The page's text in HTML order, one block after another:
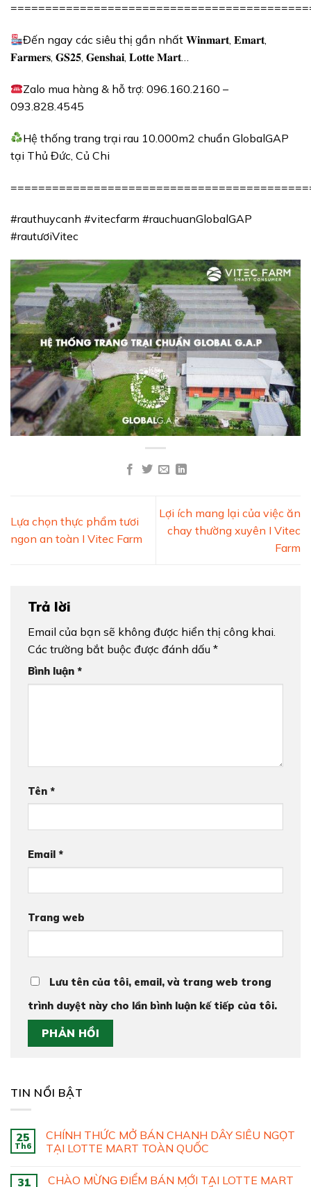
Đến ngay các siêu thị gần nhất 𝐖𝐢𝐧𝐦𝐚𝐫𝐭, 𝐄𝐦𝐚𝐫𝐭,
𝐅𝐚𝐫𝐦𝐞𝐫𝐬, 𝐆𝐒𝟐𝟓, 𝐆𝐞𝐧𝐬𝐡𝐚𝐢, 𝐋𝐨𝐭𝐭𝐞 𝐌𝐚𝐫𝐭…
Zalo mua hàng & hỗ trợ: 096.160.2160 –
093.828.4545
Hệ thống trang trại rau 10.000m2 chuẩn GlobalGAP
tại Thủ Đức, Củ Chi
#rauthuycanh #vitecfarm #rauchuanGlobalGAP
#rautươiVitec
Lựa chọn thực phẩm tươi
ngon an toàn I Vitec Farm
Lợi ích mang lại của việc ăn
chay thường xuyên I Vitec
Farm
Trả lời
Email của bạn sẽ không được hiển thị công khai.
Các trường bắt buộc được đánh dấu *
Bình luận *
Tên *
Email *
Trang web
Lưu tên của tôi, email, và trang web trong
trình duyệt này cho lần bình luận kế tiếp của tôi.
TIN NỔI BẬT
25
Th6
CHÍNH THỨC MỞ BÁN CHANH DÂY SIÊU NGỌT
TẠI LOTTE MART TOÀN QUỐC
31
CHÀO MỪNG ĐIỂM BÁN MỚI TẠI LOTTE MART